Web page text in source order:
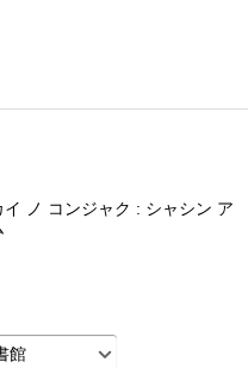
イ ノ コンジャク : シャシン ア
館